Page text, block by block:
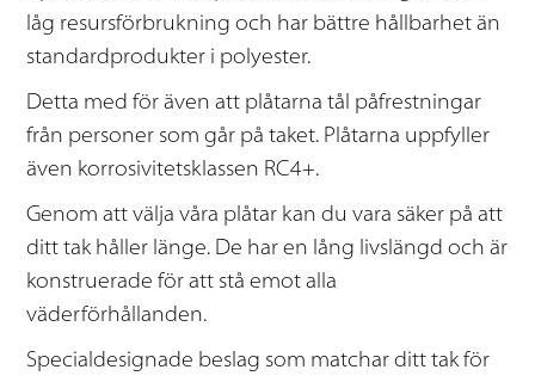
låg resursförbrukning och har bättre hållbarhet än
standardprodukter i polyester.
Detta med för även att plåtarna tål påfrestningar
från personer som går på taket. Plåtarna uppfyller
även korrosivitetsklassen RC4+.
Genom att välja våra plåtar kan du vara säker på att
ditt tak håller länge. De har en lång livslängd och är
konstruerade för att stå emot alla
väderförhållanden.
Specialdesignade beslag som matchar ditt tak för